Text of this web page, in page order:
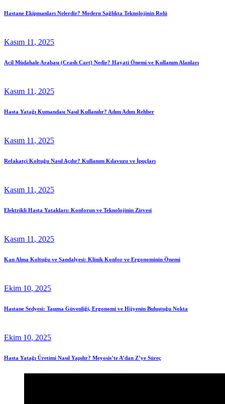
Hastane Ekipmanları Nelerdir? Modern Sağlıkta Teknolojinin Rolü
Kasım 11 , 2025
Acil Müdahale Arabası (Crash Cart) Nedir? Hayati Önemi ve Kullanım Alanları
Kasım 11 , 2025
Hasta Yatağı Kumandası Nasıl Kullanılır? Adım Adım Rehber
Kasım 11 , 2025
Refakatçi Koltuğu Nasıl Açılır? Kullanım Kılavuzu ve İpuçları
Kasım 11 , 2025
Elektrikli Hasta Yatakları: Konforun ve Teknolojinin Zirvesi
Kasım 11 , 2025
Kan Alma Koltuğu ve Sandalyesi: Klinik Konfor ve Ergonominin Önemi
Ekim 10, 2025
Hastane Sedyesi: Taşıma Güvenliği, Ergonomi ve Hijyenin Buluştuğu Nokta
Ekim 10, 2025
Hasta Yatağı Üretimi Nasıl Yapılır? Meyosis’te A’dan Z’ye Süreç